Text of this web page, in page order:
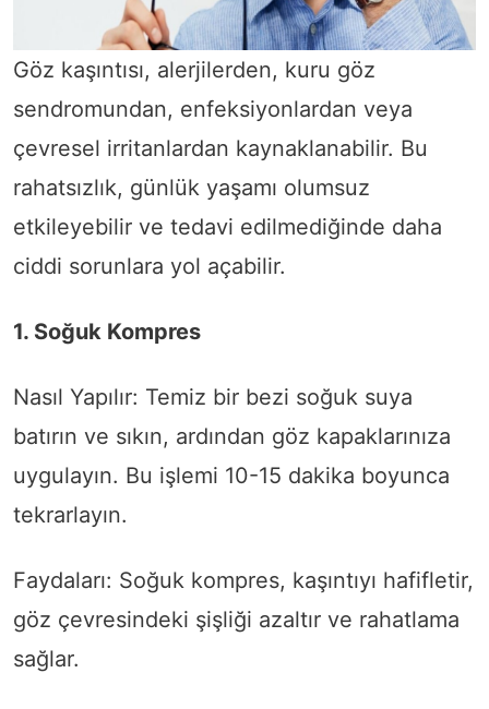
Göz kaşıntısı, alerjilerden, kuru göz
sendromundan, enfeksiyonlardan veya
çevresel irritanlardan kaynaklanabilir. Bu
rahatsızlık, günlük yaşamı olumsuz
etkileyebilir ve tedavi edilmediğinde daha
ciddi sorunlara yol açabilir.
1. Soğuk Kompres
Nasıl Yapılır: Temiz bir bezi soğuk suya
batırın ve sıkın, ardından göz kapaklarınıza
uygulayın. Bu işlemi 10-15 dakika boyunca
tekrarlayın.
Faydaları: Soğuk kompres, kaşıntıyı hafifletir,
göz çevresindeki şişliği azaltır ve rahatlama
sağlar.